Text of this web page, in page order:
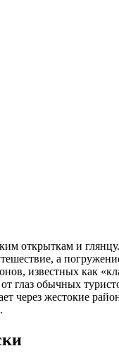
открыткам и
а
известных как
глаз обычных
через жестокие